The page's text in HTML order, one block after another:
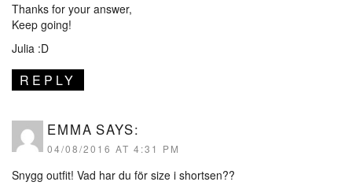
Thanks for your answer,
Keep going!
Julia :D
REPLY
EMMA SAYS:
04/08/2016 AT 4:31 PM
Snygg outfit! Vad har du för size i shortsen??